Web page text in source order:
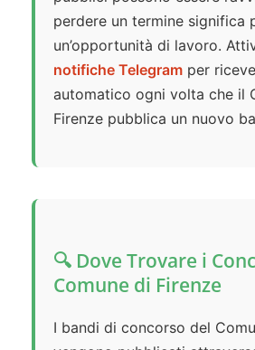
perdere un termine significa
un’opportunità di lavoro.
notifiche Telegram per
automatico ogni volta che il
Firenze pubblica un nuovo
🔍 Dove Trovare i
Comune di Firenze
I bandi di concorso del